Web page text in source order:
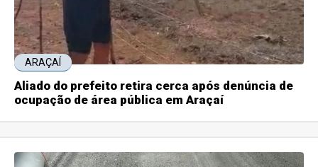
ARAÇAÍ
Aliado do prefeito retira cerca após denúncia de
ocupação de área pública em Araçaí